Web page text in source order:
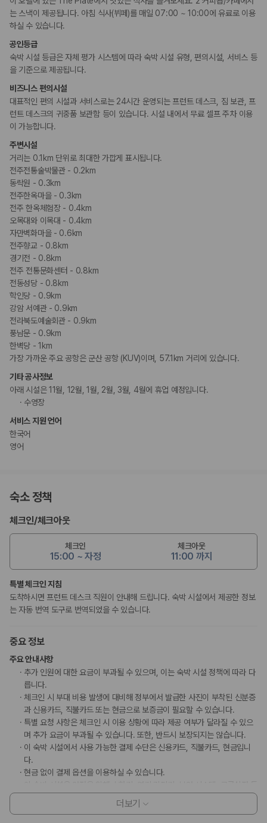
는 스낵이 제공됩니다. 아침 식사(뷔페)를 매일 07:00 ~ 10:00에 유료로 이용
하실 수 있습니다.
공인등급
숙박 시설 등급은 자체 평가 시스템에 따라 숙박 시설 유형, 편의시설, 서비스 등
을 기준으로 제공됩니다.
비즈니스 편의시설
대표적인 편의 시설과 서비스로는 24시간 운영되는 프런트 데스크, 짐 보관, 프
런트 데스크의 귀중품 보관함 등이 있습니다. 시설 내에서 무료 셀프 주차 이용
이 가능합니다.
주변시설
거리는 0.1km 단위로 최대한 가깝게 표시됩니다.
전주전통술박물관 - 0.2km
동락원 - 0.3km
전주한옥마을 - 0.3km
전주 한옥체험장 - 0.4km
오목대와 이목대 - 0.4km
자만벽화마을 - 0.6km
전주향교 - 0.8km
경기전 - 0.8km
전주 전통문화센터 - 0.8km
전동성당 - 0.8km
학인당 - 0.9km
강암 서예관 - 0.9km
전라북도예술회관 - 0.9km
풍남문 - 0.9km
한벽당 - 1km
가장 가까운 주요 공항은 군산 공항 (KUV)이며, 57.1km 거리에 있습니다.
기타 공사정보
아래 시설은 11월, 12월, 1월, 2월, 3월, 4월에 휴업 예정입니다.
수영장
서비스 지원 언어
한국어
영어
숙소 정책
체크인/체크아웃
체크인
15:00 ~ 자정
체크아웃
11:00 까지
특별 체크인 지침
도착하시면 프런트 데스크 직원이 안내해 드립니다. 숙박 시설에서 제공한 정보
는 자동 번역 도구로 번역되었을 수 있습니다.
중요 정보
주요 안내사항
추가 인원에 대한 요금이 부과될 수 있으며, 이는 숙박 시설 정책에 따라 다
릅니다.
체크인 시 부대 비용 발생에 대비해 정부에서 발급한 사진이 부착된 신분증
과 신용카드, 직불카드 또는 현금으로 보증금이 필요할 수 있습니다.
특별 요청 사항은 체크인 시 이용 상황에 따라 제공 여부가 달라질 수 있으
며 추가 요금이 부과될 수 있습니다. 또한, 반드시 보장되지는 않습니다.
이 숙박 시설에서 사용 가능한 결제 수단은 신용카드, 직불카드, 현금입니
다.
현금 없이 결제 옵션을 이용하실 수 있습니다.
계절에 따라 운영되는 수영장은 5월 01일 ~ 10월 26일에 이용 가능합니
더보기